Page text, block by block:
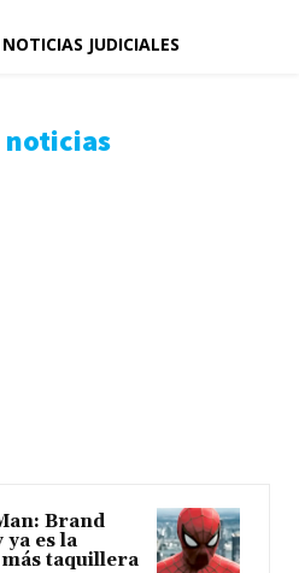
NOTICIAS JUDICIALES
Brand
ya es la
taquillera